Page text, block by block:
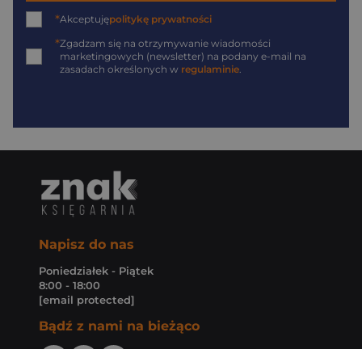
*Akceptujępolitykę prywatności
*Zgadzam się na otrzymywanie wiadomości
marketingowych (newsletter) na podany e-mail na
zasadach określonych w regulaminie.
Napisz do nas
Poniedziałek - Piątek
8:00 - 18:00
[email protected]
Bądź z nami na bieżąco